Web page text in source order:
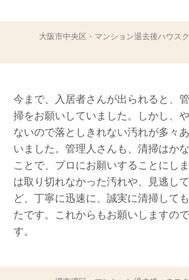
大阪市中央区・マンション退去後ハウス
今まで、入居者さんが出られると、
掃をお願いしていました。しかし、
ないので落としきれない汚れが多々
いました。管理人さんも、清掃はか
ことで、プロにお願いすることにし
は取り切れなかった汚れや、見逃し
ど、丁寧に迅速に、誠実に清掃して
たです。これからもお願いしますの
す。